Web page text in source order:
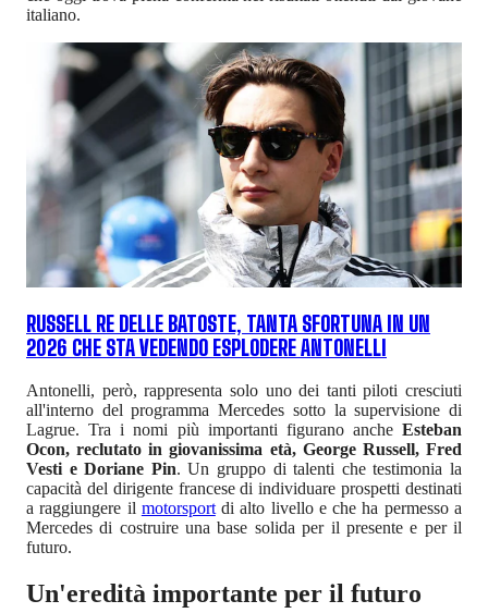
italiano.
RUSSELL RE DELLE BATOSTE, TANTA SFORTUNA IN UN
2026 CHE STA VEDENDO ESPLODERE ANTONELLI
Antonelli, però, rappresenta solo uno dei tanti piloti cresciuti
all'interno del programma Mercedes sotto la supervisione di
Lagrue. Tra i nomi più importanti figurano anche Esteban
Ocon, reclutato in giovanissima età, George Russell, Fred
Vesti e Doriane Pin. Un gruppo di talenti che testimonia la
capacità del dirigente francese di individuare prospetti destinati
a raggiungere il motorsportdi alto livello e che ha permesso a
Mercedes di costruire una base solida per il presente e per il
futuro.
Un'eredità importante per il futuro